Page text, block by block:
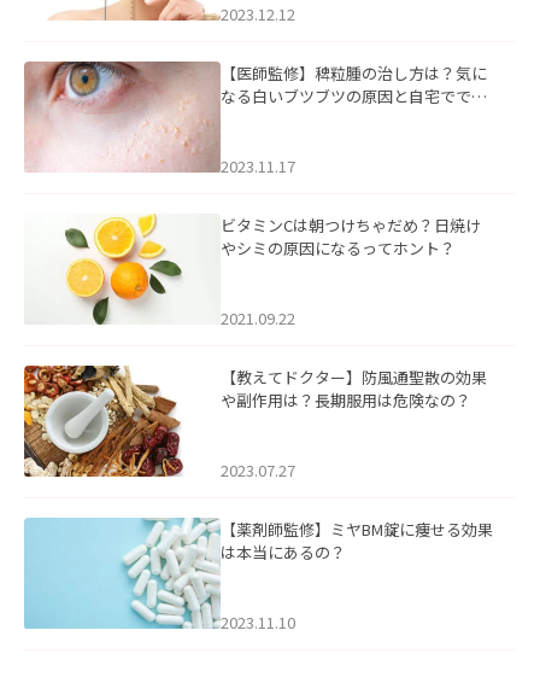
2023.12.12
【医師監修】稗粒腫の治し方は？気に
なる白いブツブツの原因と自宅ででき
2023.11.17
ビタミンCは朝つけちゃだめ？日焼け
やシミの原因になるってホント？
2021.09.22
【教えてドクター】防風通聖散の効果
や副作用は？長期服用は危険なの？
2023.07.27
【薬剤師監修】ミヤBM錠に痩せる効果
は本当にあるの？
2023.11.10